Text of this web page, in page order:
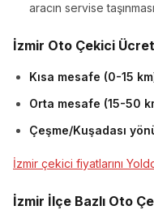
aracın servise
İzmir Oto Çekici
Kısa mesafe (0-15
Orta mesafe (15-50
Çeşme/Kuşadası
İzmir çekici fiyatlarını
İzmir İlçe Bazlı Oto